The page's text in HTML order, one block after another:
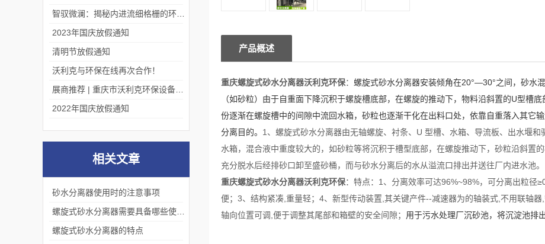
产品概述
重庆螺旋式砂水分离器沃利克环保： 螺旋式砂水分离器安装倾角在20°—30°之间，砂水
（如砂粒）由于自重面下降沉积于螺旋槽底部，在螺旋的推动下，物料沿斜置的U型槽
份逐渐在螺旋槽中的间隙中流回水箱，砂粒也逐渐干化在出料口处，依靠自重落入其它
分离目的。 1、螺旋式砂水分离器由无轴螺旋、衬条、U 型槽、水箱、导流板、出水堰
水箱，混合液中重度较大的，如砂粒等将沉积于槽型底部，在螺旋推动下，砂粒沿斜置
充分脱水后经排砂口卸至盛砂桶，而与砂水分离后的水从溢流口排出并送往厂内进水池。
重庆螺旋式砂水分离器沃利克环保：特点：1、分离效率可达96%~98%，可分离出粒径
便；3、结构紧凑,重量轻；4、新型传动装置,其关键产件--减速器为的轴装式,不用联轴
轴向位置可调,便于调整其尾部和箱壁的安全间隙； 用于污水处理厂沉砂池，将沉淀池排
2023年国庆放假通知
清明节放假通知
沃利克与环保在线再次合作！
2022年国庆放假通知
相关文章
砂水分离器使用时的注意事项
螺旋式砂水分离器的特点